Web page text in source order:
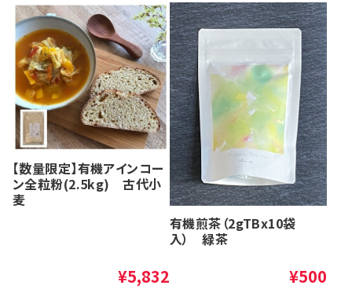
【数量限定】有機アインコー
ン全粒粉(2.5kg) 古代小
麦
¥5,832
有機煎茶（2gTBx10袋
入） 緑茶
¥500